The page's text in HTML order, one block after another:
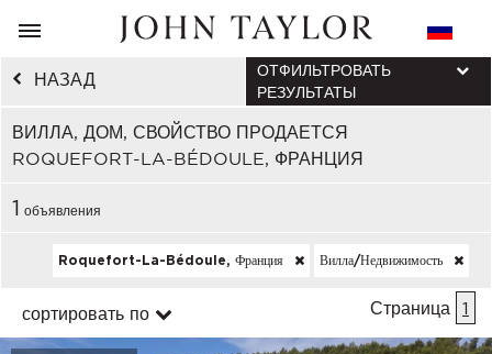
НАЗАД
ВИЛЛА, ДОМ, СВОЙСТВО ПРОДАЕТСЯ
ROQUEFORT-LA-BÉDOULE, ФРАНЦИЯ
ОТФИЛЬТРОВАТЬ
РЕЗУЛЬТАТЫ
1 объявления
Roquefort-La-Bédoule, Франция Вилла/недвижимость
сортировать по Страница 1